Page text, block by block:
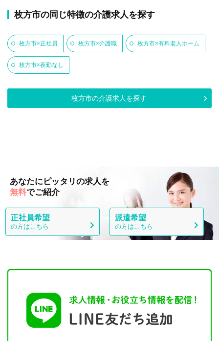
枚方市の同じ特徴の介護求人を探す
枚方市×正社員 枚方市×介護職 枚方市×有料老人ホーム
枚方市×夜勤なし
枚方市の介護求人を探す
あなたにピッタリの求人を
無料でご紹介
正社員希望
の方はこちら
派遣希望
の方はこちら